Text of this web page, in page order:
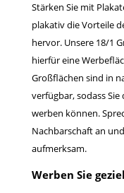
Stärken Sie mit
plakativ die Vorteile
hervor. Unsere 18/1
hierfür eine
Großflächen sind in
verfügbar, sodass
werben können.
Nachbarschaft an
aufmerksam.
Werben Sie